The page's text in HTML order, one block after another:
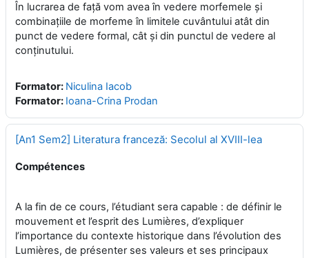
În lucrarea de faţă vom avea în vedere morfemele şi
combinaţiile de morfeme în limitele cuvântului atât din
punct de vedere formal, cât şi din punctul de vedere al
conţinutului.
Formator: Niculina Iacob
Formator: Ioana-Crina Prodan
[An1 Sem2] Literatura franceză: Secolul al XVIII-lea
Compétences
A la fin de ce cours, l’étudiant sera capable : de définir le
mouvement et l’esprit des Lumières, d’expliquer
l’importance du contexte historique dans l’évolution des
Lumières, de présenter ses valeurs et ses principaux